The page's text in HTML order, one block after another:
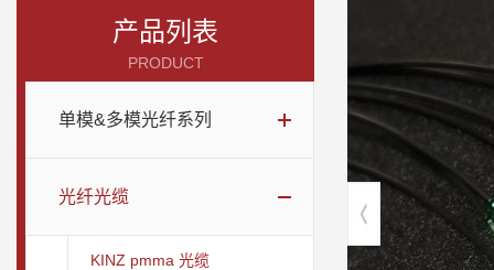
产品列表
PRODUCT
单模&多模光纤系列
光纤光缆
KINZ pmma 光缆